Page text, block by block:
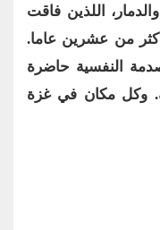
اللذين فاقت
من عشرين عاما.
النفسية حاضرة
وكل مكان في غزة